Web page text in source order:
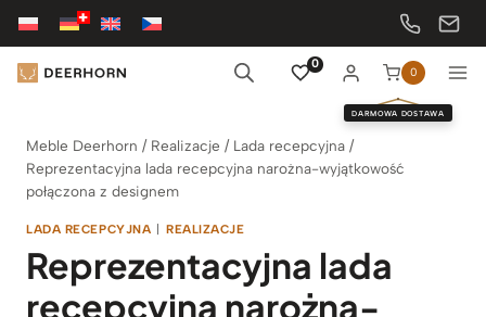
Przejdź
treści
0
0
DARMOWA DOSTAWA
Meble Deerhorn / Realizacje / Lada recepcyjna /
Reprezentacyjna lada recepcyjna narożna-wyjątkowość
połączona z designem
LADA RECEPCYJNA | REALIZACJE
Reprezentacyjna lada
recepcyjna narożna-